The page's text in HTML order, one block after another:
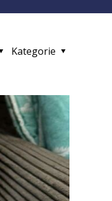
Kategorie